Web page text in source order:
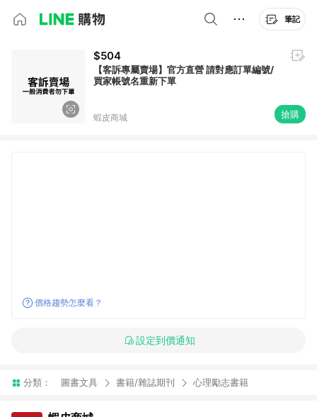
筆記
$504
【客訴專屬賣場】官方直營 請對應訂單編號/
買家帳號名重新下單
蝦皮商城 搶購
價格趨勢怎麼看？
設定到價通知
分類： 圖書文具 書籍/雜誌期刊 心理勵志書籍